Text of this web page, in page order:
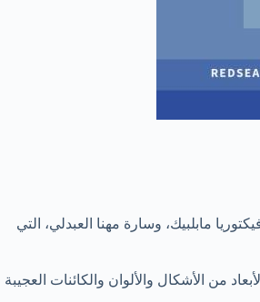
مابلبيك، وسارة مهنا العبدلي، التي
من الأشكال والألوان والكائنات العجيبة